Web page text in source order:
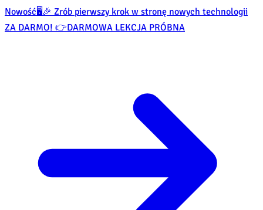
Nowość🖥️🎉 Zrób pierwszy krok w stronę nowych technologii
ZA DARMO! 👉DARMOWA LEKCJA PRÓBNA